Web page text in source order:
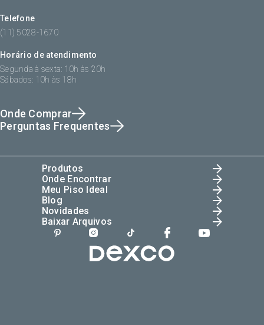
Telefone
(11) 5028-1670
Horário de atendimento
Segunda à sexta: 10h às 20h
Sábados: 10h às 18h
Onde Comprar
Perguntas Frequentes
Produtos
Onde Encontrar
Meu Piso Ideal
Blog
Novidades
Baixar Arquivos